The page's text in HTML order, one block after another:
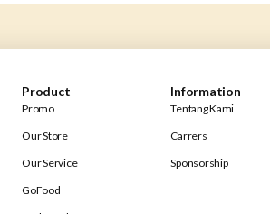
Product
Promo
Our Store
Our Service
GoFood
Information
Tentang Kami
Carrers
Sponsorship